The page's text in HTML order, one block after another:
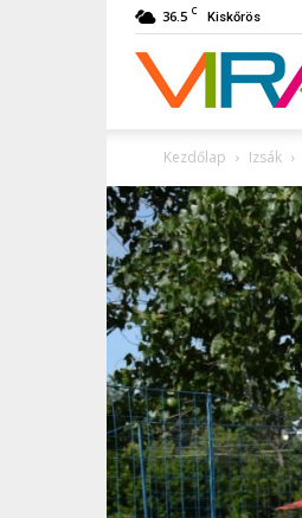
36.5 C Kiskőrös
VIRA
Kezdőlap Izsák